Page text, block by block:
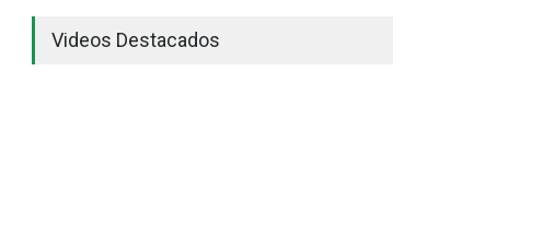
industrial y el golpe puede
Videos Destacados